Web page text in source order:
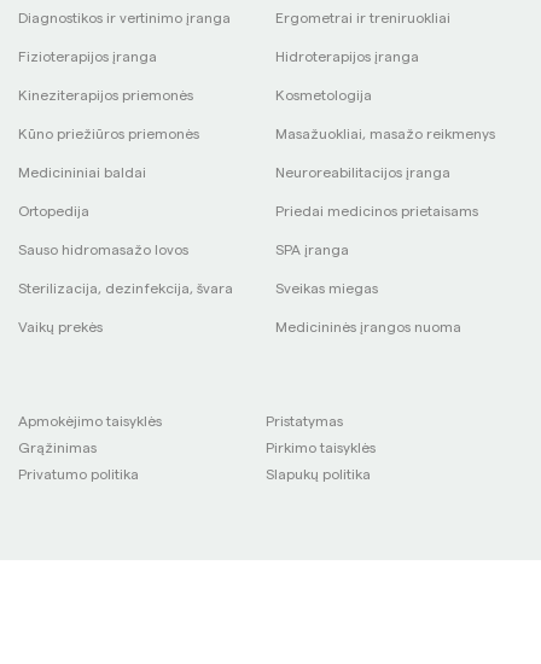
Diagnostikos ir vertinimo įranga Ergometrai ir treniruokliai
Fizioterapijos įranga Hidroterapijos įranga
Kineziterapijos priemonės Kosmetologija
Kūno priežiūros priemonės Masažuokliai, masažo reikmenys
Medicininiai baldai Neuroreabilitacijos įranga
Ortopedija Priedai medicinos prietaisams
Sauso hidromasažo lovos SPA įranga
Sterilizacija, dezinfekcija, švara Sveikas miegas
Vaikų prekės Medicininės įrangos nuoma
Apmokėjimo taisyklės
Pristatymas
Grąžinimas
Pirkimo taisyklės
Privatumo politika
Slapukų politika